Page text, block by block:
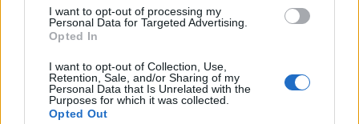
I want to opt-out of processing my
Personal Data for Targeted Advertising.
Opted In
I want to opt-out of Collection, Use,
Retention, Sale, and/or Sharing of my
Personal Data that Is Unrelated with the
Purposes for which it was collected.
Opted Out
ΣΥΜΒΑΤΙΚΕΣ ΠΗΓΕΣ
Σχεδόν 70% πάνω από τα προ κρίσης επίπεδα
οι λιανικές τιμές του φυσικού αερίου στην
Ευρώπη
30/07/2026 - 08:03